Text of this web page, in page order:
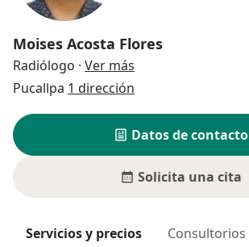
Moises Acosta Flores
Radiólogo · Ver más
Pucallpa 1 dirección
Datos de contacto
Solicita una cita
Servicios y precios Consultorios